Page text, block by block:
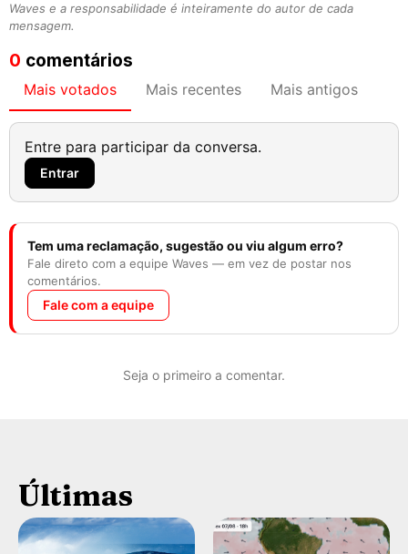
Waves e a responsabilidade é inteiramente do autor de cada
mensagem.
0 comentários
Mais votados Mais recentes Mais antigos
Entre para participar da conversa.
Entrar
Tem uma reclamação, sugestão ou viu algum erro?
Fale direto com a equipe Waves — em vez de postar nos
comentários.
Fale com a equipe
Seja o primeiro a comentar.
Últimas